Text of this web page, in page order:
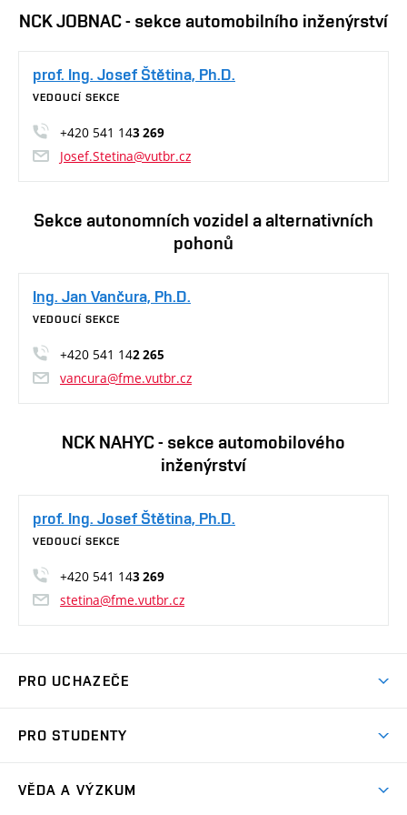
NCK JOBNAC - sekce automobilního inženýrství
prof. Ing. Josef Štětina, Ph.D.
VEDOUCÍ SEKCE
+420 541 143 269
Josef.Stetina@vutbr.cz
Sekce autonomních vozidel a alternativních
pohonů
Ing. Jan Vančura, Ph.D.
VEDOUCÍ SEKCE
+420 541 142 265
vancura@fme.vutbr.cz
NCK NAHYC - sekce automobilového
inženýrství
prof. Ing. Josef Štětina, Ph.D.
VEDOUCÍ SEKCE
+420 541 143 269
stetina@fme.vutbr.cz
PRO UCHAZEČE
Ambasadoři studia
PRO STUDENTY
VĚDA A VÝZKUM